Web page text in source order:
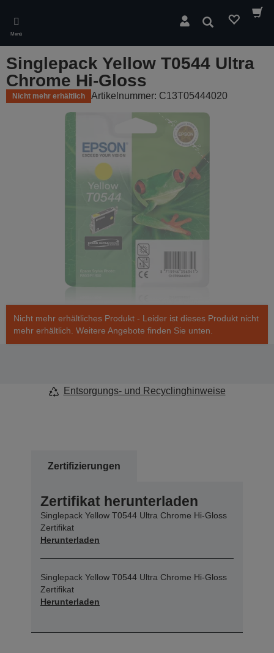
main
content
Menü
Suchen
Singlepack Yellow T0544 Ultra
Chrome Hi-Gloss
Nicht mehr erhältlich Artikelnummer: C13T05444020
Nicht mehr erhältliches Produkt - Leider ist dieses Produkt nicht
mehr erhältlich. Weitere Angebote finden Sie unten.
Entsorgungs- und Recyclinghinweise
Zertifizierungen
Zertifikat herunterladen
Singlepack Yellow T0544 Ultra Chrome Hi-Gloss
Zertifikat
Herunterladen
Singlepack Yellow T0544 Ultra Chrome Hi-Gloss
Zertifikat
Herunterladen